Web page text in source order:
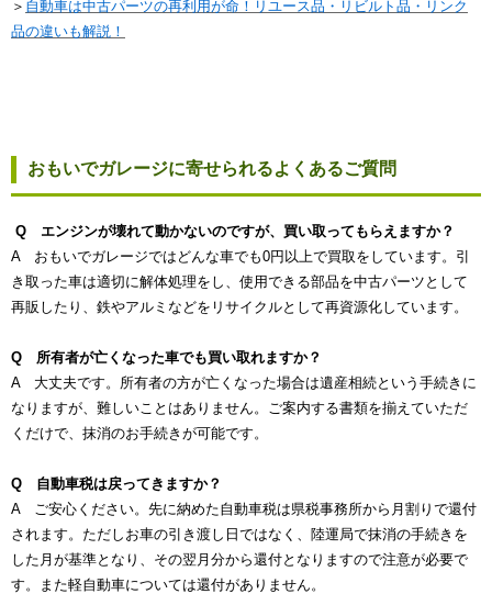
＞ 自動車は中古パーツの再利用が命！リユース品・リビルト品・リンク
品の違いも解説！
おもいでガレージに寄せられるよくあるご質問
Q エンジンが壊れて動かないのですが、買い取ってもらえますか？
A おもいでガレージではどんな車でも0円以上で買取をしています。引
き取った車は適切に解体処理をし、使用できる部品を中古パーツとして
再販したり、鉄やアルミなどをリサイクルとして再資源化しています。
Q 所有者が亡くなった車でも買い取れますか？
A 大丈夫です。所有者の方が亡くなった場合は遺産相続という手続きに
なりますが、難しいことはありません。ご案内する書類を揃えていただ
くだけで、抹消のお手続きが可能です。
Q 自動車税は戻ってきますか？
A ご安心ください。先に納めた自動車税は県税事務所から月割りで還付
されます。ただしお車の引き渡し日ではなく、陸運局で抹消の手続きを
した月が基準となり、その翌月分から還付となりますので注意が必要で
す。また軽自動車については還付がありません。